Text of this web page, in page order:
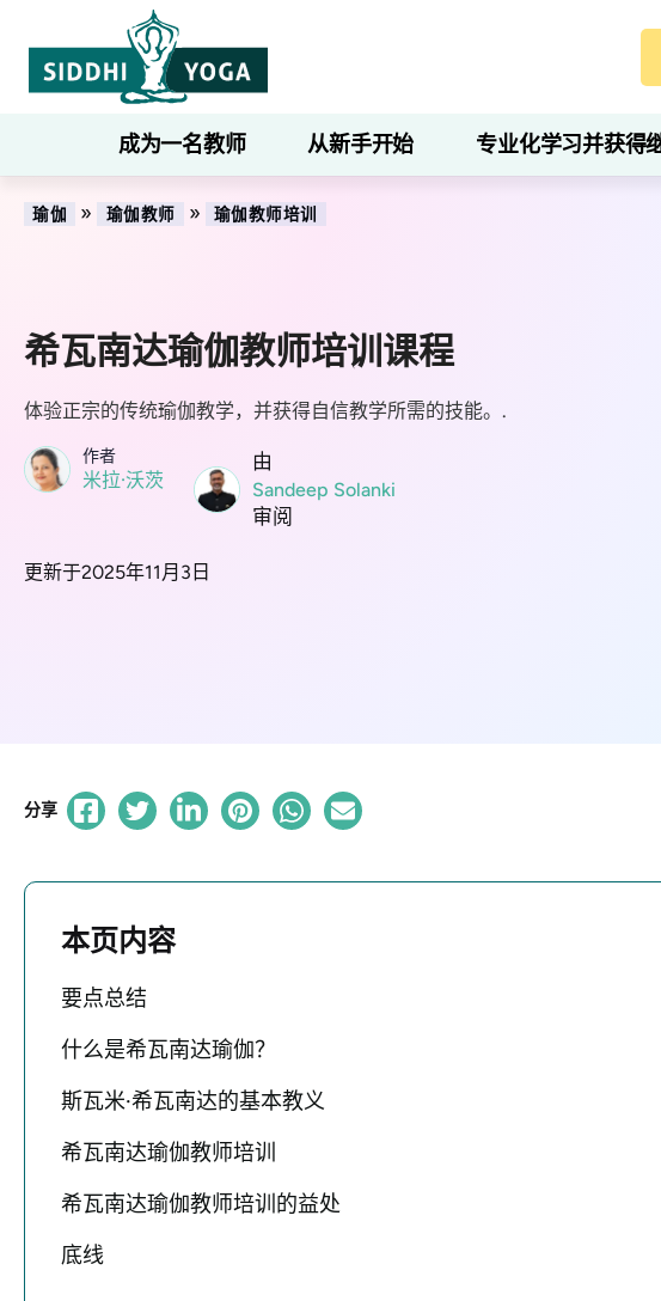
成为一名教师 从新手开始 专业化学习并获得
瑜伽 » 瑜伽教师 » 瑜伽教师培训
希瓦南达瑜伽教师培训课程
体验正宗的传统瑜伽教学，并获得自信教学所需的技能。.
作者
米拉·沃茨
由
Sandeep Solanki
审阅
更新于2025年11月3日
分享
本页内容
要点总结
什么是希瓦南达瑜伽？
斯瓦米·希瓦南达的基本教义
希瓦南达瑜伽教师培训
希瓦南达瑜伽教师培训的益处
底线